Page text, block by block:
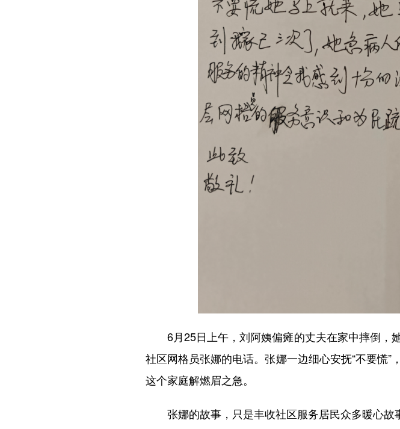
6月25日上午，刘阿姨偏瘫的丈夫在家中摔倒，
社区网格员张娜的电话。张娜一边细心安抚“不要慌
这个家庭解燃眉之急。
张娜的故事，只是丰收社区服务居民众多暖心故